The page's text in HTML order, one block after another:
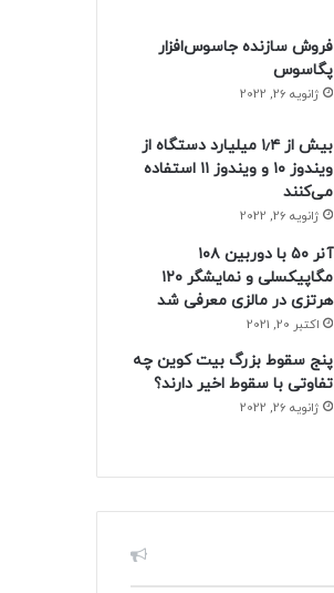
فروش سازنده جاسوس‌افزار
پگاسوس
ژانویه 26, 2022
بیش از ۱٫۴ میلیارد دستگاه از
ویندوز ۱۰ و ویندوز ۱۱ استفاده
می‌کنند
ژانویه 26, 2022
آنر ۵۰ با دوربین ۱۰۸
مگاپیکسلی و نمایشگر ۱۲۰
هرتزی در مالزی معرفی شد
اکتبر 20, 2021
پنج سقوط بزرگ بیت کوین چه
تفاوتی با سقوط اخیر دارند؟
ژانویه 26, 2022